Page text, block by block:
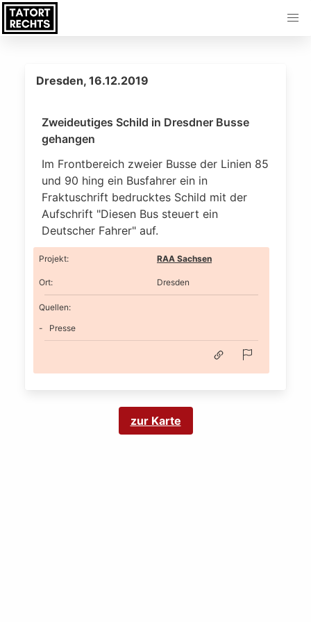
Dresden, 16.12.2019
Zweideutiges Schild in Dresdner Busse
gehangen
Im Frontbereich zweier Busse der Linien 85
und 90 hing ein Busfahrer ein in
Fraktuschrift bedrucktes Schild mit der
Aufschrift "Diesen Bus steuert ein
Deutscher Fahrer" auf.
Projekt: RAA Sachsen
Ort: Dresden
Quellen:
Presse
zur Karte